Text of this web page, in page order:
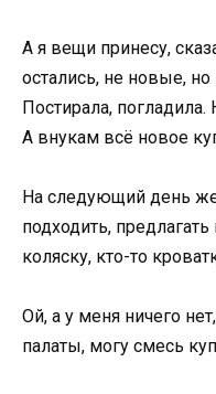
А я вещи принесу,
остались, не новые,
Постирала,
А внукам всё новое
На следующий день
подходить,
коляску, кто-то
Ой, а у меня ничего
палаты, могу смесь